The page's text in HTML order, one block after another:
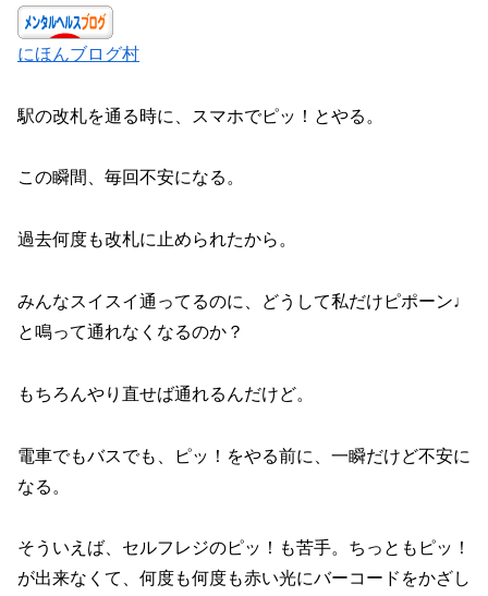
にほんブログ村
駅の改札を通る時に、スマホでピッ！とやる。
この瞬間、毎回不安になる。
過去何度も改札に止められたから。
みんなスイスイ通ってるのに、どうして私だけピポーン♩
と鳴って通れなくなるのか？
もちろんやり直せば通れるんだけど。
電車でもバスでも、ピッ！をやる前に、一瞬だけど不安に
なる。
そういえば、セルフレジのピッ！も苦手。ちっともピッ！
が出来なくて、何度も何度も赤い光にバーコードをかざし